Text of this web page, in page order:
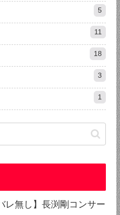
5
11
18
3
1
レ無し】長渕剛コンサー